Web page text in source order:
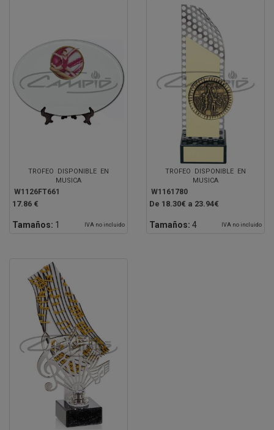
TROFEO DISPONIBLE EN
MUSICA
W1126FT661
17.86 €
Tamaños: 1 IVA no incluido
TROFEO DISPONIBLE EN
MUSICA
W1161780
De 18.30€ a 23.94€
Tamaños: 4 IVA no incluido